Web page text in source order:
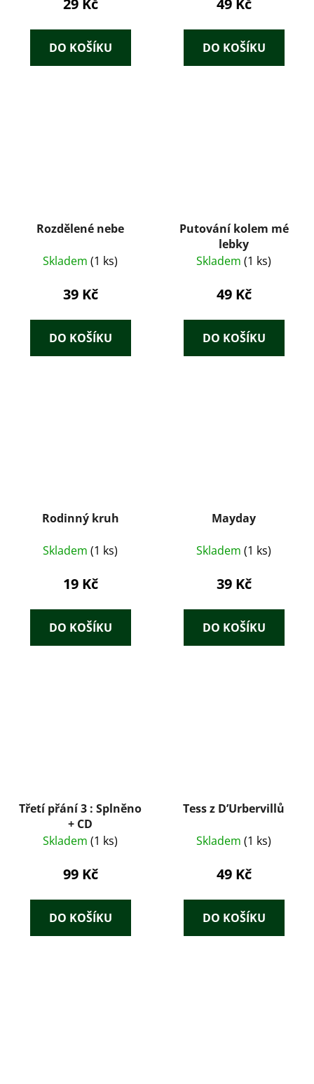
29 Kč
DO KOŠÍKU
49 Kč
DO KOŠÍKU
Rozdělené nebe
Skladem (1 ks)
39 Kč
DO KOŠÍKU
Putování kolem mé
lebky
Skladem (1 ks)
49 Kč
DO KOŠÍKU
Rodinný kruh
Skladem (1 ks)
19 Kč
DO KOŠÍKU
Mayday
Skladem (1 ks)
39 Kč
DO KOŠÍKU
Třetí přání 3 : Splněno
+ CD
Skladem (1 ks)
99 Kč
DO KOŠÍKU
Tess z D’Urbervillů
Skladem (1 ks)
49 Kč
DO KOŠÍKU